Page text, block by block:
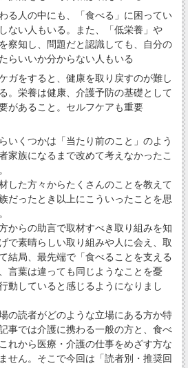
る人の中にも、「食べる」に困ってい
ない人もいる。また、「低栄養」や
察知し、問題だと認識しても、自分の
らいいか分からない人もいる
ガをすると、健康を取り戻すのが難し
。栄養は健康、介護予防の基礎として
があること。セルフケアも重要
いくつかは「当たり前のこと」のよう
家族になるまで改めて考えなかったこ
した方々からたくさんのことを教えて
だったとき以上にこういったことを思
からの助言で取材すべき取り組みを知
で素晴らしい取り組みや人に会え、取
結局、最先端で「食べることを支える
言葉は違っても同じようなことを憂
動していると感じるようになりまし
の読者がどのような立場にある方か特
事では介護に携わる一般の方と、食べ
れから医療・介護の仕事をめざす方な
せん。そこで今回は「読者別・推奨回